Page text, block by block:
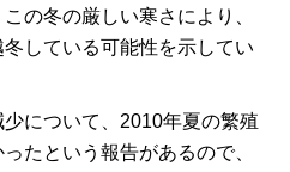
の冬の厳しい寒さにより、
している可能性を示してい
について、2010年夏の繁殖
たという報告があるので、